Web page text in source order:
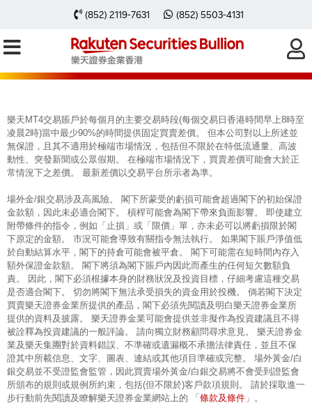
(852) 2119-7631 (852) 5503-4131
每周黃金分析 20250407
樂天MT4交易賬戶於每個月的主要交易時段(每個交易日香港時間早上8時至
凌晨2時)當中最少90%的時間提供固定買賣差價。 但本公司對以上所述並
無保證，且其不適用於極端市場情況，包括但不限於在特低流通量、高波
動性、突發新聞或公眾假期。 在極端市場情況下，買賣差價可能會大於正
常情況下之差價。 最新差價以交易平台所示者為準。
場外金/銀交易涉及高風險。 閣下所蒙受的虧損可能會超過閣下的初始保證
金款額，因此未必適合閣下。 槓桿可能會為閣下帶來負面影響。 即使建立
附帶條件的指令，例如「止損」或「限價」單，亦未必可以將虧損限於閣
下原定的金額。 市況可能會導致有關指令無法執行。 如果閣下賬戶淨值低
於自動結算水平，閣下的持倉可能會被平倉。 閣下可能需在短時間內存入
額外保證金款額。 閣下將須為閣下賬戶內因此而產生的任何短欠數額負
責。 因此，閣下必須根據本身的財務狀況及投資目標，仔細考慮這種交易
是否適合閣下。 切勿將閣下無法承受損失的資金用於投機。 倘若閣下決定
買賣樂天證券金業所提供的產品，閣下必須先閱讀及明白樂天證券金業所
提供的資料及披露。 樂天證券金業可能會提供並非擬作為投資建議且不得
被詮釋為投資建議的一般評論。 請向獨立財務顧問尋求意見。 樂天證券金
業及樂天集團對於資料錯誤、不準確或遺漏概不承擔法律責任，並且不保
證其中所載信息、文字、圖表、連結或其他項目準確或完整。 場外黃金/白
銀交易並不受證監會監管，因此買賣場外黃金/白銀交易將不會受到證監會
所頒布的規則或規例所約束，包括(但不限於)客戶款項規則。 請於採取進一
步行動前先閱讀及瞭解樂天證券金業網站上的 「 條款及條件 」。